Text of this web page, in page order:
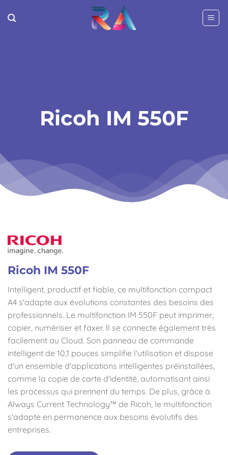
au
Ricoh IM 550F
Ricoh IM 550F
Intelligent, productif et fiable, ce multifonction compact
A4 s'adapte aux évolutions constantes des besoins des
professionnels. Le multifonction IM 550F peut imprimer,
copier, numériser et faxer. Il se connecte également très
facilement au Cloud. Son panneau de commande
intelligent de 10,1 pouces simplifie l'utilisation et dispose
d'un ensemble d'applications intelligentes préinstallées,
comme la copie de carte d'identité, automatisant ainsi
les processus qui prennent du temps. De plus, grâce à
Always Current Technology™ de Ricoh, le multifonction
s'adapte en permanence aux besoins évolutifs des
entreprises.